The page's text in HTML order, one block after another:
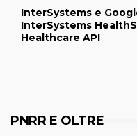
InterSystems e
InterSystems
Healthcare API
PNRR E OLTRE